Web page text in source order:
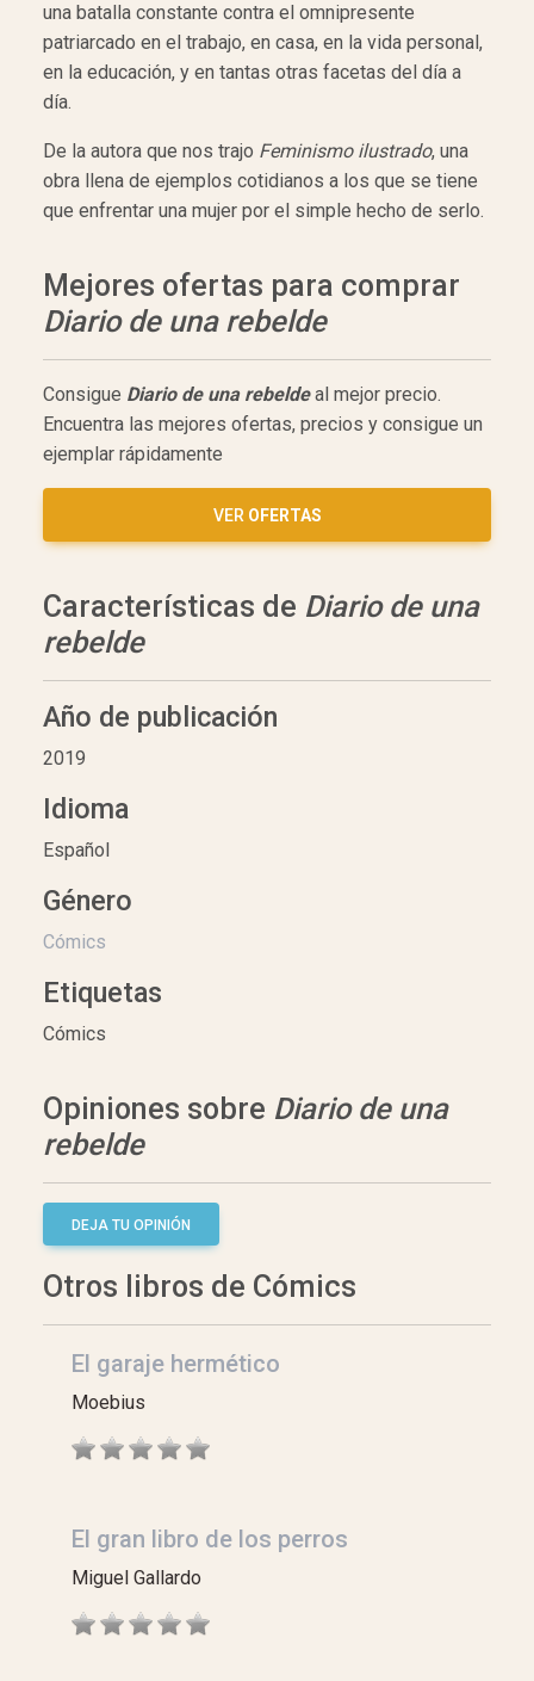
una batalla constante contra el omnipresente
patriarcado en el trabajo, en casa, en la vida personal,
en la educación, y en tantas otras facetas del día a
día.
De la autora que nos trajo Feminismo ilustrado, una
obra llena de ejemplos cotidianos a los que se tiene
que enfrentar una mujer por el simple hecho de serlo.
Mejores ofertas para comprar
Diario de una rebelde
Consigue Diario de una rebeldeal mejor precio.
Encuentra las mejores ofertas, precios y consigue un
ejemplar rápidamente
VER OFERTAS
Características de Diario de una
rebelde
Año de publicación
2019
Idioma
Español
Género
Cómics
Etiquetas
Cómics
Opiniones sobre Diario de una
rebelde
DEJA TU OPINIÓN
Otros libros de Cómics
El garaje hermético
Moebius
El gran libro de los perros
Miguel Gallardo